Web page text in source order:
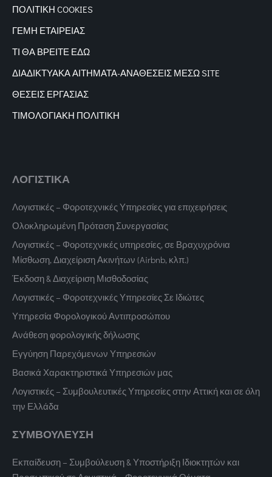
ΠΟΛΙΤΙΚΗ COOKIES
ΓΕΜΗ ΕΤΑΙΡΕΙΑΣ
ΤΙ ΘΑ ΒΡΕΙΤΕ ΕΔΩ
ΔΙΑΔΙΚΤΥΑΚΑΑΙΤΗΜΑΤΑ-ΑΝΑΘΕΣΕΙΣ ΜΕΣΩ SITE
ΘΕΣΕΙΣ ΕΡΓΑΣΙΑΣ
ΤΙΜΟΛΟΓΙΑΚΗ ΠΟΛΙΤΙΚΗ
ΛΟΓΙΣΤΙΚΑ
Λογιστικές – Φοροτεχνικές Υπηρεσίες για επιχειρήσεις
Ολοκληρωμένη Πρόταση Συνεργασίας
Λογιστικές – Φοροτεχνικές υπηρεσίες, σε Βραχυχρόνια
Μίσθωση, Διαχείριση Ακινήτων (Airbnb, κλπ.)
Έκδοση & Διαχείριση Μισθοδοσίας
Λογιστικές – Φοροτεχνικές Υπηρεσίες Σε Ιδιώτες
Υπηρεσία Φορολογικού Αντιπροσώπου
Ανάθεση φορολογικής δήλωσης
Εγγύηση Παρεχόμενων Υπηρεσιών
Βασικά Χαρακτηριστικά Υπηρεσιών μας
Λογιστικές – Συμβουλευτικές Υπηρεσίες στην Αττική και σε όλη
την Ελλάδα
ΣΥΜΒΟΥΛΕΥΣΗ
Εκπαίδευση – Συμβούλευση & Υποστήριξη Ιδιοκτητών και